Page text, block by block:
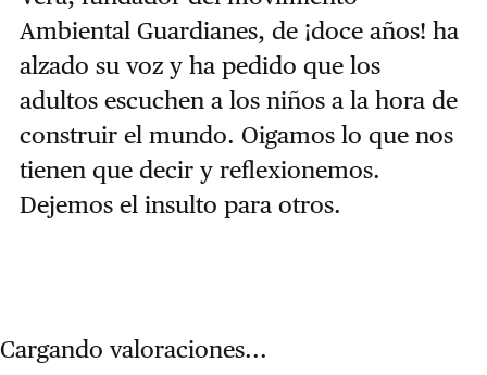
Ambiental Guardianes, de ¡doce años! ha
alzado su voz y ha pedido que los
adultos escuchen a los niños a la hora de
construir el mundo. Oigamos lo que nos
tienen que decir y reflexionemos.
Dejemos el insulto para otros.
Cargando valoraciones...